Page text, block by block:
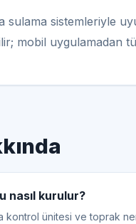
sulama sistemleriyle
mobil uygulamadan
nasıl kurulur?
kontrol ünitesi ve toprak